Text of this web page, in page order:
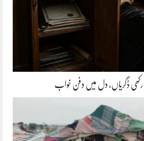
رکھی ڈگریاں، دل میں دفن خواب